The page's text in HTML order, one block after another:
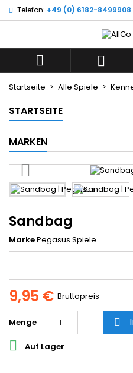
Telefon: +49 (0) 6182-8499908
 
Startseite Alle Spiele
STARTSEITE
MARKEN
Sandbag
MarkePegasus Spiele
9,95 € Bruttopreis
Menge 
 Auf Lager
Wunschliste
((title))
((label))
Anmelden
Sie müssen angemeldet
Wunschliste hinzufügen